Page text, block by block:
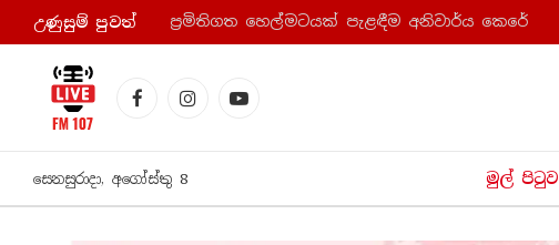
උණුසුම් පුව​ත් ප්‍රමිතිගත හෙල්මටයක් පැළඳීම අනිවාර්ය කෙරේ
FacebookInstagramYouTube
සෙනසුරාදා, අගෝස්තු 8 මුල් පිටුව